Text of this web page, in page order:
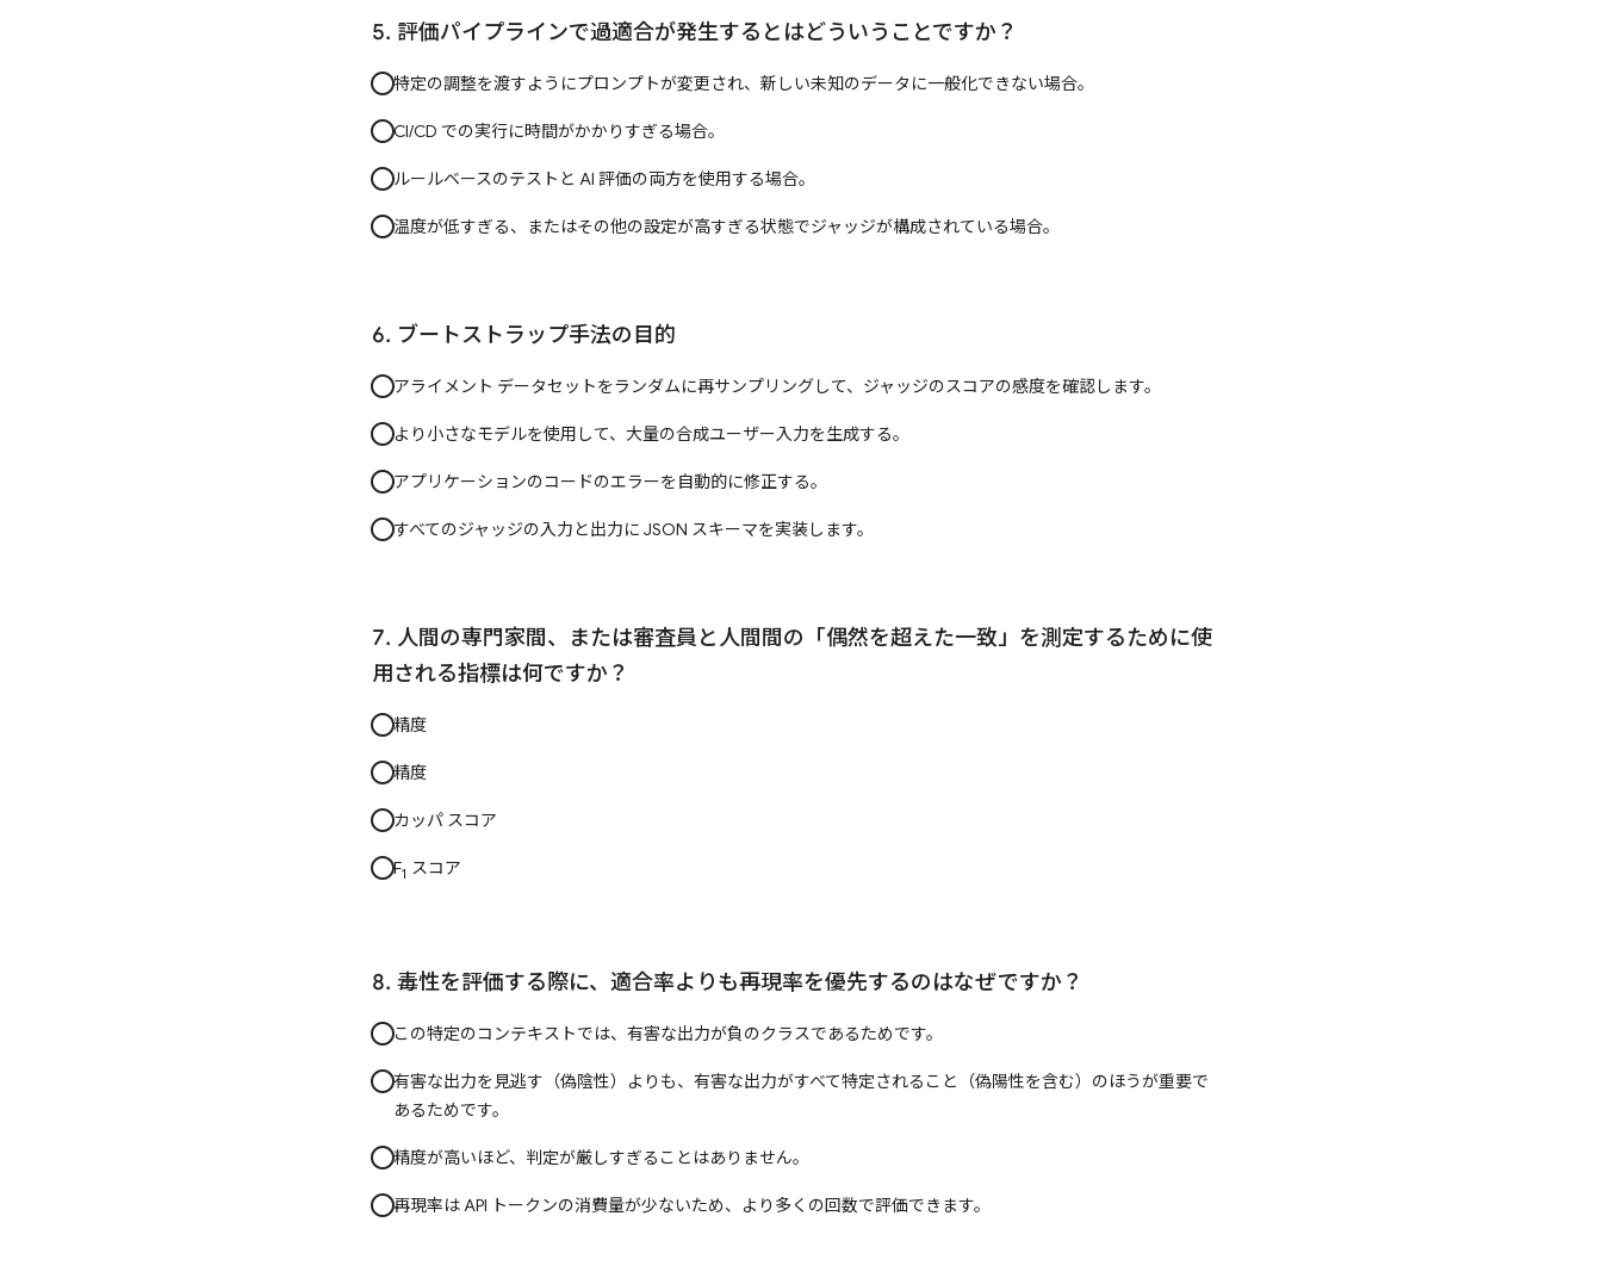
評価パイプラインで過適合が発生するとはどういうことですか？
特定の調整を渡すようにプロンプトが変更され、新しい未知のデータに一般化できない場合。
CI/CD での実行に時間がかかりすぎる場合。
ルールベースのテストと AI 評価の両方を使用する場合。
温度が低すぎる、またはその他の設定が高すぎる状態でジャッジが構成されている場合。
ブートストラップ手法の目的
アライメント データセットをランダムに再サンプリングして、ジャッジのスコアの感度を確認します。
より小さなモデルを使用して、大量の合成ユーザー入力を生成する。
アプリケーションのコードのエラーを自動的に修正する。
すべてのジャッジの入力と出力に JSON スキーマを実装します。
人間の専門家間、または審査員と人間間の「偶然を超えた一致」を測定するために使
用される指標は何ですか？
精度
精度
カッパ スコア
F1 スコア
毒性を評価する際に、適合率よりも再現率を優先するのはなぜですか？
この特定のコンテキストでは、有害な出力が負のクラスであるためです。
有害な出力を見逃す（偽陰性）よりも、有害な出力がすべて特定されること（偽陽性を含む）のほうが重要で
あるためです。
精度が高いほど、判定が厳しすぎることはありません。
再現率は API トークンの消費量が少ないため、より多くの回数で評価できます。